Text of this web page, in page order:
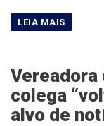
Vereadora
colega
alvo de